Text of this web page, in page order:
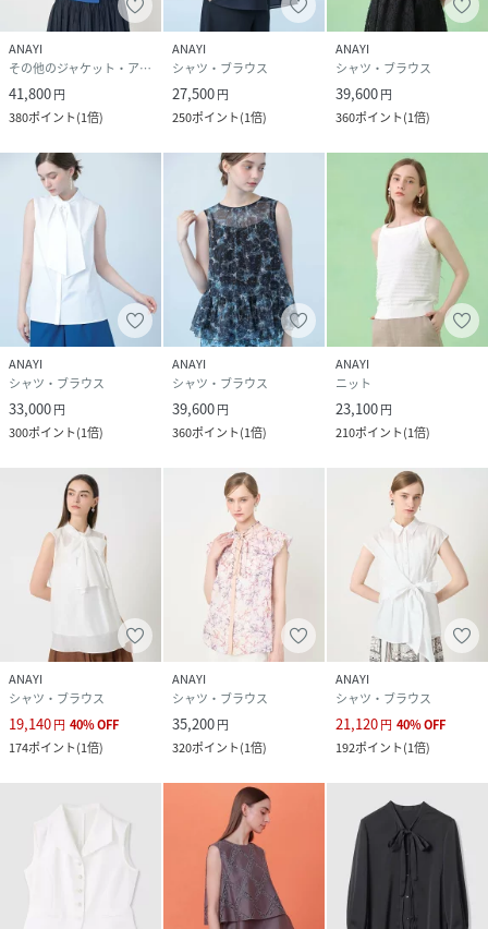
【ANAYIサイズ表】
34サイズ：5号XSサイズ相当
36サイズ：7号Sサイズ相当
38サイズ：9号Mサイズ相当
・「商品のお気に入り登録」や「ブランドのお気に入り登
録」で新商品や再入荷通知、セール通知などのお得な情報を
受け取ることができます。
・照明の関係により、実際よりも色味が違って見える場合が
ございます。
またパソコン・スマートフォンなどの環境により、製品と画
像のカラーが異なる場合もございます。予めご了承くださ
い。
white(01)：model:172cm着用サイズ：38
pinkbeige(13)：model:172cm着用サイズ：38
blue(61)：model:172cm着用サイズ：38
性別タイプ
原産国
トリアセテート65％ ポリエステル35％
サイズ
クリーニング
手洗い|漂白不可|タンブル乾燥不可|自然乾燥|ア
イロン仕上げ可|ドライ可|ウエットクリーニング
可
RW4867_10262713070
10262713070-65-360 RW4867
ANAYI
その他のジャケット・アウター
41,800円
380ポイント(1倍)
ANAYI
シャツ・ブラウス
27,500円
250ポイント(1倍)
ANAYI
シャツ・ブラウス
39,600円
360ポイント(1倍)
ANAYI
シャツ・ブラウス
33,000円
300ポイント(1倍)
ANAYI
シャツ・ブラウス
39,600円
360ポイント(1倍)
ANAYI
ニット
23,100円
210ポイント(1倍)
ANAYI
シャツ・ブラウス
19,140円 40%OFF
174ポイント(1倍)
ANAYI
シャツ・ブラウス
35,200円
320ポイント(1倍)
ANAYI
シャツ・ブラウス
21,120円 40%OFF
192ポイント(1倍)